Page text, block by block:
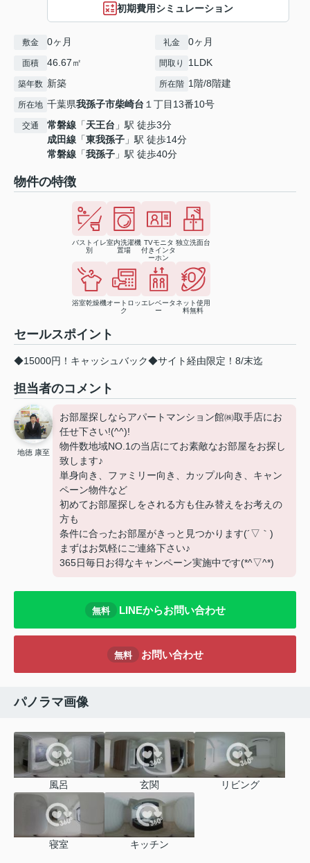
初期費用シミュレーション
敷金 0ヶ月 礼金 0ヶ月
面積 46.67㎡ 間取り 1LDK
築年数 新築 所在階 1階/8階建
所在地 千葉県我孫子市柴崎台 １丁目13番10号
交通 常磐線 「天王台 」駅 徒歩3分
成田線 「東我孫子 」駅 徒歩14分
常磐線 「我孫子 」駅 徒歩40分
物件の特徴
バストイレ
別
室内洗濯機
置場
TVモニタ
付きインタ
ーホン
独立洗面台
浴室乾燥機オートロッ
ク
エレベータ
ー
ネット使用
料無料
セールスポイント
◆15000円！キャッシュバック◆サイト経由限定！8/末迄
担当者のコメント
地徳 康至
お部屋探しならアパートマンション館㈱取手店にお
任せ下さい!(^^)!
物件数地域NO.1の当店にてお素敵なお部屋をお探し
致します♪
単身向き、ファミリー向き、カップル向き、キャン
ペーン物件など
初めてお部屋探しをされる方も住み替えをお考えの
方も
条件に合ったお部屋がきっと見つかります(´▽｀)
まずはお気軽にご連絡下さい♪
365日毎日お得なキャンペーン実施中です(*^▽^*)
無料 LINEからお問い合わせ
無料 お問い合わせ
パノラマ画像
風呂 玄関 リビング
寝室 キッチン